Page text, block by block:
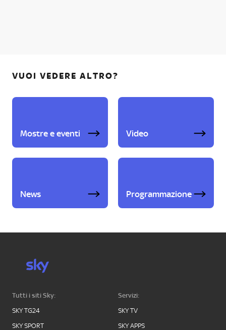
VUOI VEDERE ALTRO?
Mostre e eventi Video
News Programmazione
Tutti i siti Sky:
SKY TG24
SKY SPORT
Servizi:
SKY TV
SKY APPS